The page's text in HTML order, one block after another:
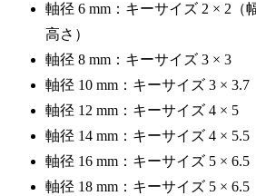
軸径 6 mm：キーサイズ 2 × 2（
高さ）
軸径 8 mm：キーサイズ 3 × 3
軸径 10 mm：キーサイズ 3 × 3.7
軸径 12 mm：キーサイズ 4 × 5
軸径 14 mm：キーサイズ 4 × 5.5
軸径 16 mm：キーサイズ 5 × 6.5
軸径 18 mm：キーサイズ 5 × 6.5